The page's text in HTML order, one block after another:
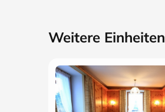
Weitere Einheiten